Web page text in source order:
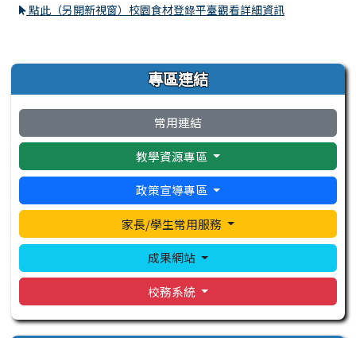
點此（另開新視窗）校園食材登錄平臺觀看詳細資訊
左邊區域內容 專區連結
常用連結
教學資源專區
政策宣導專區
家長/學生常用服務
成果網站
校務系統